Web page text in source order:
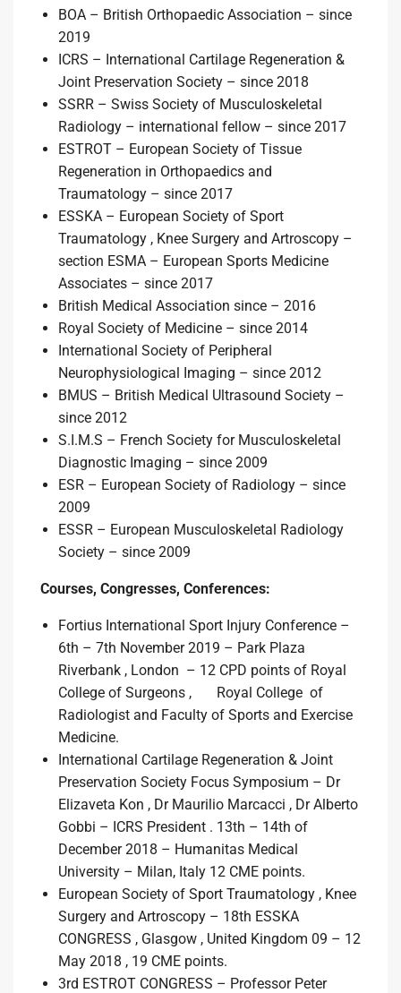
BOA – British Orthopaedic Association – since
2019
ICRS – International Cartilage Regeneration &
Joint Preservation Society – since 2018
SSRR – Swiss Society of Musculoskeletal
Radiology – international fellow – since 2017
ESTROT – European Society of Tissue
Regeneration in Orthopaedics and
Traumatology – since 2017
ESSKA – European Society of Sport
Traumatology , Knee Surgery and Artroscopy –
section ESMA – European Sports Medicine
Associates – since 2017
British Medical Association since – 2016
Royal Society of Medicine – since 2014
International Society of Peripheral
Neurophysiological Imaging – since 2012
BMUS – British Medical Ultrasound Society –
since 2012
S.I.M.S – French Society for Musculoskeletal
Diagnostic Imaging – since 2009
ESR – European Society of Radiology – since
2009
ESSR – European Musculoskeletal Radiology
Society – since 2009
Courses, Congresses, Conferences:
Fortius International Sport Injury Conference –
6th – 7th November 2019 – Park Plaza
Riverbank , London – 12 CPD points of Royal
College of Surgeons , Royal College of
Radiologist and Faculty of Sports and Exercise
Medicine.
International Cartilage Regeneration & Joint
Preservation Society Focus Symposium – Dr
Elizaveta Kon , Dr Maurilio Marcacci , Dr Alberto
Gobbi – ICRS President . 13th – 14th of
December 2018 – Humanitas Medical
University – Milan, Italy 12 CME points.
European Society of Sport Traumatology , Knee
Surgery and Artroscopy – 18th ESSKA
CONGRESS , Glasgow , United Kingdom 09 – 12
May 2018 , 19 CME points.
3rd ESTROT CONGRESS – Professor Peter